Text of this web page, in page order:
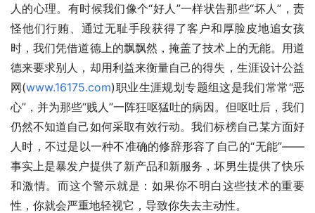
人的心理。有时候我们像个“好人”一样状告那些“坏人”，责
怪他们行贿、通过无耻手段获得了客户和厚脸皮地追女孩
时，我们凭借道德上的飘飘然，掩盖了技术上的无能。用道
德来要求别人，却用利益来衡量自己的得失，生涯设计公益
网(www.16175.com)职业生涯规划专题组这是我们常常“恶
心”，并为那些“贱人”一阵狂呕猛吐的病因。但呕吐后，我们
仍然不知道自己如何采取有效行动。我们标榜自己某方面好
人时，不过是以一种不准确的修辞形容了自己的“无能”——
事实上是暴发户提供了新产品和新服务，坏男生提供了快乐
和激情。而这个警示就是：如果你不明白这些技术的重要
性，你就会严重地轻视它，导致你失去主动性。